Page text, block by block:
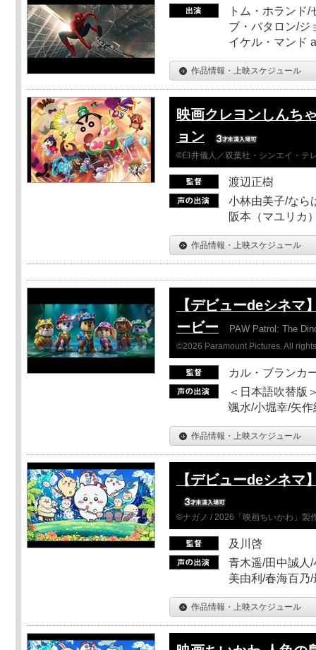
トム・ホランド
ブ・バタロン/ジ
イケル・マンド
作品情報・上映スケジュール
映画クレヨンしんち
ョン
©臼井儀人／双葉社・シンエイ・テ
渡辺正樹
小林由美子/なら
阪本（マユリカ
作品情報・上映スケジュール
【デビューdeシネマ
ービー
PAW Patrol: The
©2026 Paramount Pictures. All
カル・ブランカ
＜日本語吹替版
颯水/小堀幸/矢作
作品情報・上映スケジュール
【デビューdeシネマ
©ナガノ / 2026「映画ちいかわ」製
及川啓
青木遥/田中誠人
美由利/春海百乃
作品情報・上映スケジュール